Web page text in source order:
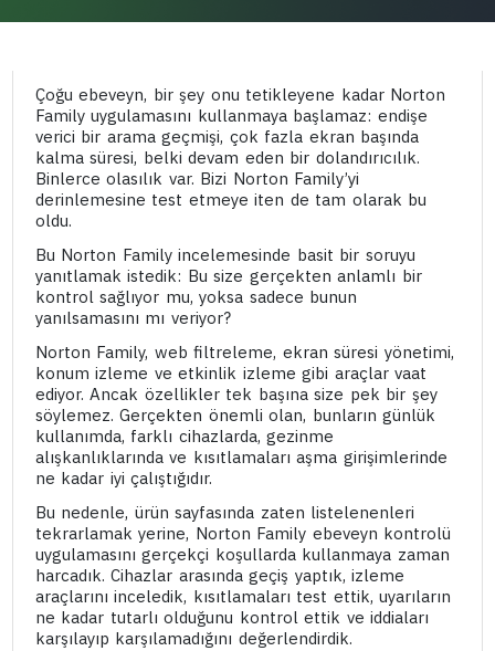
Çoğu ebeveyn, bir şey onu tetikleyene kadar Norton
Family uygulamasını kullanmaya başlamaz: endişe
verici bir arama geçmişi, çok fazla ekran başında
kalma süresi, belki devam eden bir dolandırıcılık.
Binlerce olasılık var. Bizi Norton Family’yi
derinlemesine test etmeye iten de tam olarak bu
oldu.
Bu Norton Family incelemesinde basit bir soruyu
yanıtlamak istedik: Bu size gerçekten anlamlı bir
kontrol sağlıyor mu, yoksa sadece bunun
yanılsamasını mı veriyor?
Norton Family, web filtreleme, ekran süresi yönetimi,
konum izleme ve etkinlik izleme gibi araçlar vaat
ediyor. Ancak özellikler tek başına size pek bir şey
söylemez. Gerçekten önemli olan, bunların günlük
kullanımda, farklı cihazlarda, gezinme
alışkanlıklarında ve kısıtlamaları aşma girişimlerinde
ne kadar iyi çalıştığıdır.
Bu nedenle, ürün sayfasında zaten listelenenleri
tekrarlamak yerine, Norton Family ebeveyn kontrolü
uygulamasını gerçekçi koşullarda kullanmaya zaman
harcadık. Cihazlar arasında geçiş yaptık, izleme
araçlarını inceledik, kısıtlamaları test ettik, uyarıların
ne kadar tutarlı olduğunu kontrol ettik ve iddiaları
karşılayıp karşılamadığını değerlendirdik.